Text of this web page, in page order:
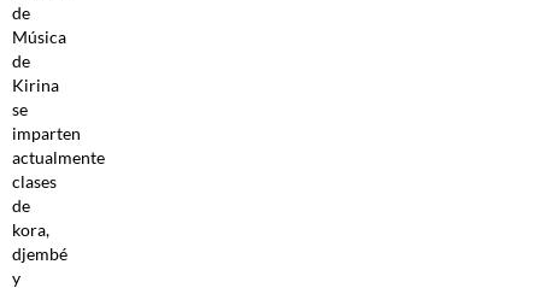
de
Música
de
Kirina
se
imparten
actualmente
clases
de
kora,
djembé
y